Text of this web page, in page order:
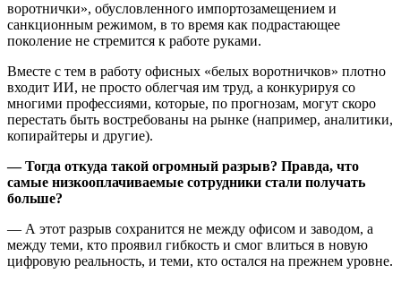
воротнички», обусловленного импортозамещением и
санкционным режимом, в то время как подрастающее
поколение не стремится к работе руками.
Вместе с тем в работу офисных «белых воротничков» плотно
входит ИИ, не просто облегчая им труд, а конкурируя со
многими профессиями, которые, по прогнозам, могут скоро
перестать быть востребованы на рынке (например, аналитики,
копирайтеры и другие).
— Тогда откуда такой огромный разрыв? Правда, что
самые низкооплачиваемые сотрудники стали получать
больше?
— А этот разрыв сохранится не между офисом и заводом, а
между теми, кто проявил гибкость и смог влиться в новую
цифровую реальность, и теми, кто остался на прежнем уровне.